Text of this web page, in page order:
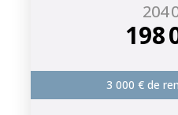
204
198
3 000 € de